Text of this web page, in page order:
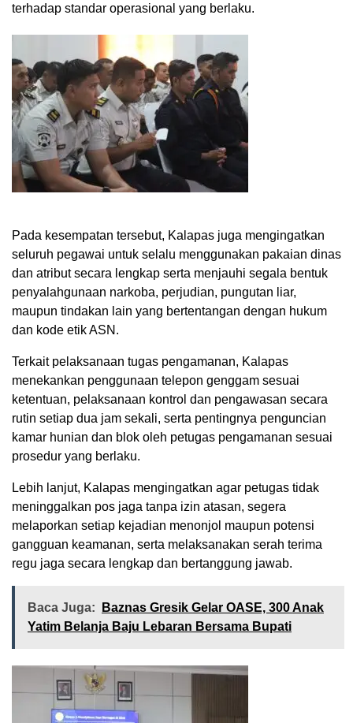
terhadap standar operasional yang berlaku.
Pada kesempatan tersebut, Kalapas juga mengingatkan
seluruh pegawai untuk selalu menggunakan pakaian dinas
dan atribut secara lengkap serta menjauhi segala bentuk
penyalahgunaan narkoba, perjudian, pungutan liar,
maupun tindakan lain yang bertentangan dengan hukum
dan kode etik ASN.
Terkait pelaksanaan tugas pengamanan, Kalapas
menekankan penggunaan telepon genggam sesuai
ketentuan, pelaksanaan kontrol dan pengawasan secara
rutin setiap dua jam sekali, serta pentingnya penguncian
kamar hunian dan blok oleh petugas pengamanan sesuai
prosedur yang berlaku.
Lebih lanjut, Kalapas mengingatkan agar petugas tidak
meninggalkan pos jaga tanpa izin atasan, segera
melaporkan setiap kejadian menonjol maupun potensi
gangguan keamanan, serta melaksanakan serah terima
regu jaga secara lengkap dan bertanggung jawab.
Baca Juga:
Baznas Gresik Gelar OASE, 300 Anak
Yatim Belanja Baju Lebaran Bersama Bupati